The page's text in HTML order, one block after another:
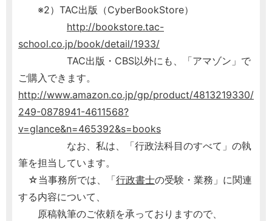
※2）TAC出版（CyberBookStore）
http://bookstore.tac-
school.co.jp/book/detail/1933/
TAC出版・CBS以外にも、「アマゾン」で
ご購入できます。
http://www.amazon.co.jp/gp/product/4813219330/
249-0878941-4611568?
v=glance&n=465392&s=books
なお、私は、「行政法科目のすべて」の執
筆を担当しています。
☆当事務所では、「行政書士の受験・業務」に関連
する内容について、
原稿執筆のご依頼を承っておりますので、